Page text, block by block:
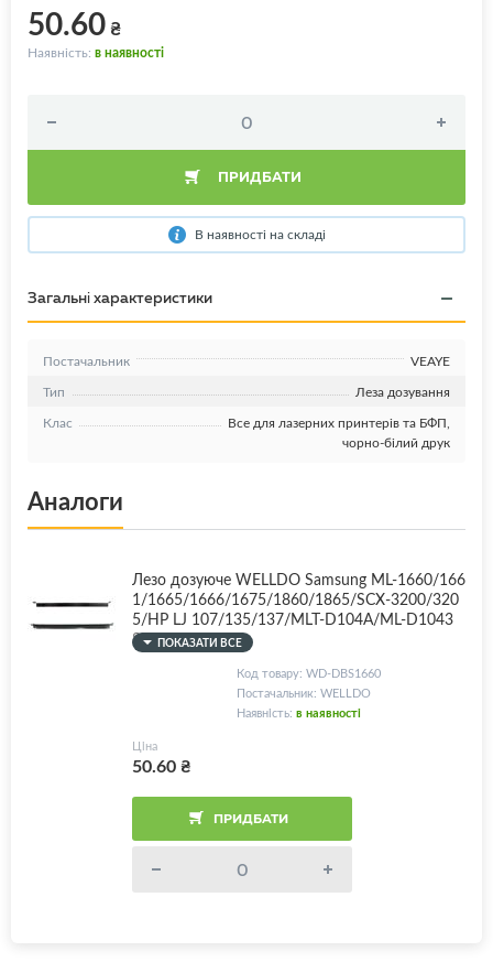
50.60₴
Наявність: в наявності
ПРИДБАТИ
В наявності на складі
Загальні характеристики
Постачальник
VEAYE
Тип
Леза дозування
Клас
Все для лазерних принтерів та БФП,
чорно-білий друк
Аналоги
Лезо дозуюче WELLDO Samsung ML-1660/166
1/1665/1666/1675/1860/1865/SCX-3200/320
5/HP LJ 107/135/137/MLT-D104A/ML-D1043
S/W1106A
ПОКАЗАТИ ВСЕ
Код товару: WD-DBS1660
Постачальник: WELLDO
Наявність: в наявності
Ціна
50.60₴
ПРИДБАТИ